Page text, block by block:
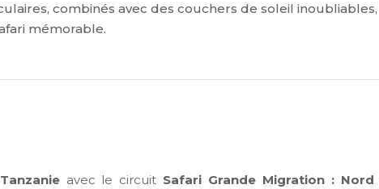
combinés avec des couchers de soleil inoubliables,
mémorable.
avec le circuit Safari Grande Migration : Nord